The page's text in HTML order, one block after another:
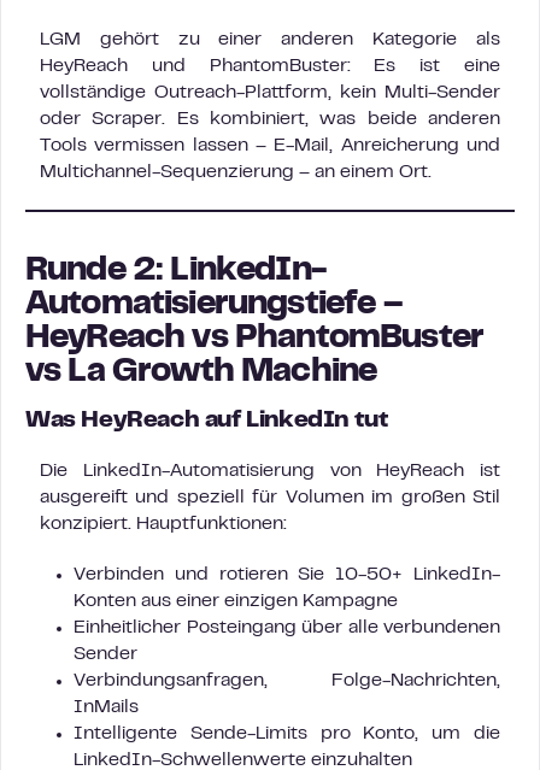
LGM gehört zu einer anderen Kategorie als
HeyReach und PhantomBuster: Es ist eine
vollständige Outreach-Plattform, kein Multi-Sender
oder Scraper. Es kombiniert, was beide anderen
Tools vermissen lassen – E-Mail, Anreicherung und
Multichannel-Sequenzierung – an einem Ort.
Runde 2: LinkedIn-
Automatisierungstiefe –
HeyReach vs PhantomBuster
vs La Growth Machine
Was HeyReach auf LinkedIn tut
Die LinkedIn-Automatisierung von HeyReach ist
ausgereift und speziell für Volumen im großen Stil
konzipiert. Hauptfunktionen:
Verbinden und rotieren Sie 10-50+ LinkedIn-
Konten aus einer einzigen Kampagne
Einheitlicher Posteingang über alle verbundenen
Sender
Verbindungsanfragen, Folge-Nachrichten,
InMails
Intelligente Sende-Limits pro Konto, um die
LinkedIn-Schwellenwerte einzuhalten